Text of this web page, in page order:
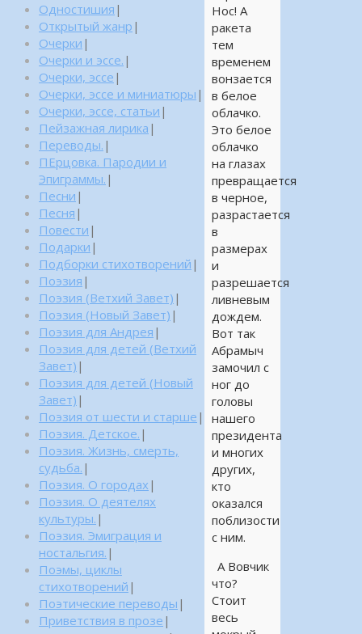
Нос! А
ракета
тем
временем
вонзается
в белое
облачко.
Это белое
облачко
на глазах
превращается
в черное,
разрастается
в
размерах
и
разрешается
ливневым
дождем.
Вот так
Абрамыч
замочил с
ног до
головы
нашего
президента
и многих
других,
кто
оказался
поблизости
с ним.
А Вовчик
что?
Стоит
весь
Одностишия |
Открытый жанр |
Очерки |
Очерки и эссе. |
Очерки, эссе |
Очерки, эссе и миниатюры |
Очерки, эссе, статьи |
Пейзажная лирика |
Переводы. |
ПЕрцовка. Пародии и
Эпиграммы. |
Песни |
Песня |
Повести |
Подарки |
Подборки стихотворений |
Поэзия |
Поэзия (Ветхий Завет) |
Поэзия (Новый Завет) |
Поэзия для Андрея |
Поэзия для детей (Ветхий
Завет) |
Поэзия для детей (Новый
Завет) |
Поэзия от шести и старше |
Поэзия. Детское. |
Поэзия. Жизнь, смерть,
судьба. |
Поэзия. О городах |
Поэзия. О деятелях
культуры. |
Поэзия. Эмиграция и
ностальгия. |
Поэмы, циклы
стихотворений |
Поэтические переводы |
Приветствия в прозе |